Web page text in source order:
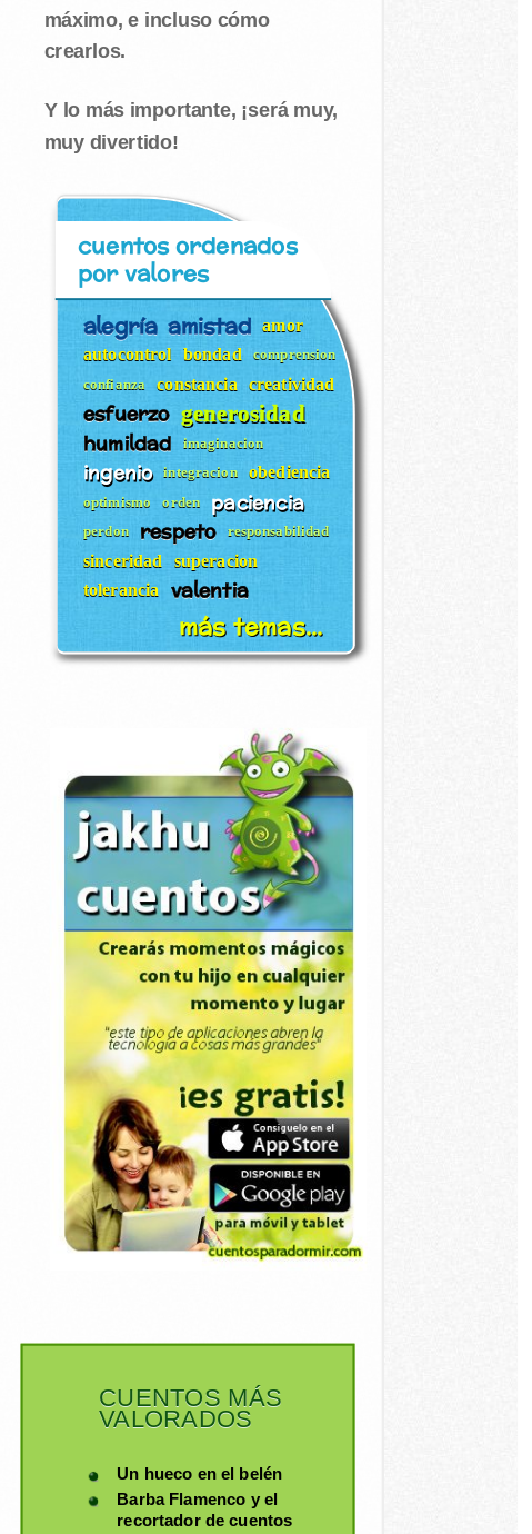
máximo, e incluso cómo
crearlos.
Y lo más importante, ¡será muy,
muy divertido!
cuentos ordenados
por valores
alegría amistad amor
autocontrol bondad comprension
confianza constancia creatividad
esfuerzo generosidad
humildad imaginacion
ingenio integracion obediencia
optimismo orden paciencia
perdon respeto responsabilidad
sinceridad superacion
tolerancia valentia
más temas...
CUENTOS MÁS
VALORADOS
Un hueco en el belén
Barba Flamenco y el
recortador de cuentos